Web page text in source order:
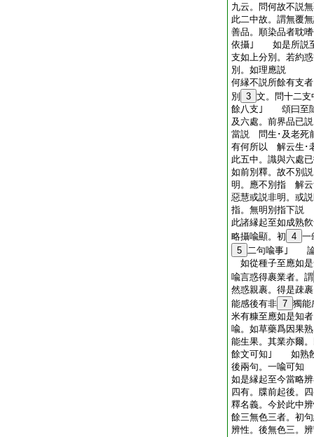
九云。問何故不説
此二中故。謂無覆
善品。順染品者耽
依攝｣ 如是所説至
支如上分別。若約
別。如理應説
何縁不説所餘有支
別
3 文。問十二支
餘八支｣ 頌曰至隨
及六處。前界品已
當説 問生･及老死
有何所以 解云生･
此五中。識與六處
如前別釋。故不別
明。應不別指 解云
惡慧或説非明。或
指。無明別指下説
此諸縁起至如成熟
略攝喩顯。初 4 一
5 二句喩事｣ 論
如從種子至應如
喩言惑得裹業者。謂
然惑親裹。得是疎
能感後有非 7 獨
米有糠至應如是知
喩。如草藥爲因果
能生果。其業亦爾
餘文可知｣ 如熟飮
後兩句。一喩可知
如是縁起至今當略
四有。牒前起後。
釋名義。今於此
餘三無色三者。初
辨性。後無色三